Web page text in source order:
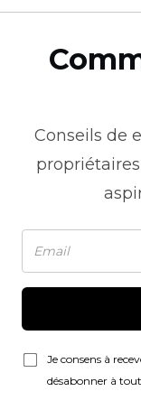
Conseils de
Je consens à
désabonner à